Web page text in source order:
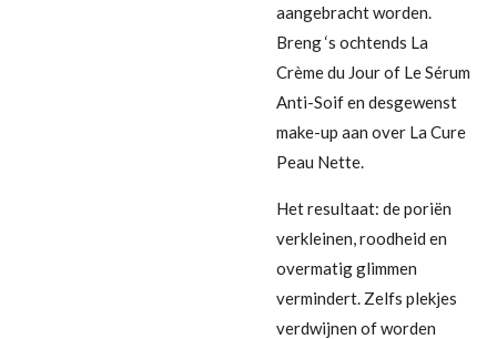
aangebracht worden.
Breng ‘s ochtends La
Crème du Jour of Le Sérum
Anti-Soif en desgewenst
make-up aan over La Cure
Peau Nette.
Het resultaat: de poriën
verkleinen, roodheid en
overmatig glimmen
vermindert. Zelfs plekjes
verdwijnen of worden